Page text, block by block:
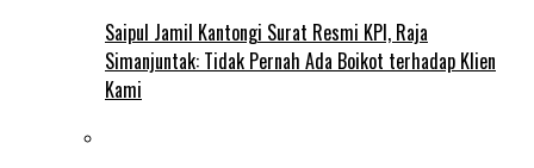
Saipul Jamil Kantongi Surat Resmi KPI, Raja
Simanjuntak: Tidak Pernah Ada Boikot terhadap Klien
Kami